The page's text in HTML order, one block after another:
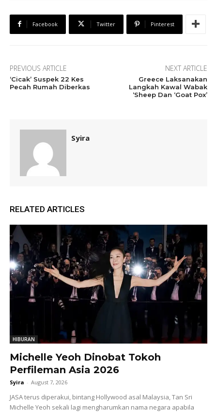
Facebook Twitter Pinterest
PREVIOUS ARTICLE
‘Cicak’ Suspek 22 Kes
Pecah Rumah Diberkas
NEXT ARTICLE
Greece Laksanakan
Langkah Kawal Wabak
‘Sheep Dan ‘Goat Pox’
Syira
RELATED ARTICLES
HIBURAN
Michelle Yeoh Dinobat Tokoh
Perfileman Asia 2026
Syira - August 7, 2026
JASA terus diperakui, bintang Hollywood asal Malaysia, Tan Sri
Michelle Yeoh sekali lagi mengharumkan nama negara apabila